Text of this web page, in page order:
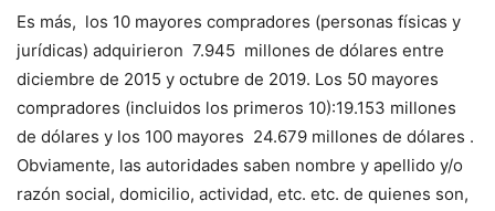
Es más, los 10 mayores compradores (personas físicas y
jurídicas) adquirieron 7.945 millones de dólares entre
diciembre de 2015 y octubre de 2019. Los 50 mayores
compradores (incluidos los primeros 10):19.153 millones
de dólares y los 100 mayores 24.679 millones de dólares .
Obviamente, las autoridades saben nombre y apellido y/o
razón social, domicilio, actividad, etc. etc. de quienes son,